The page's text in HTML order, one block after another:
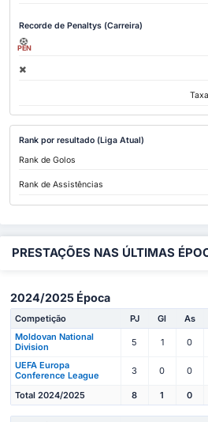
Recorde de Penaltys (Carreira)
PEN
Rank por resultado (Liga Atual)
Rank de Golos
Rank de Assistências
PRESTAÇÕES NAS ÚLTIMAS
2024/2025 Época
Competição PJ Gl As
Moldovan National
Division
5 1 0
UEFA Europa
Conference League
3 0 0
Total 2024/2025 8 1 0